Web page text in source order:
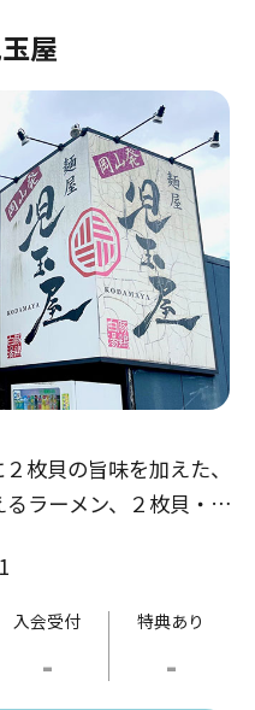
屋
枚貝の旨味を加えた、
ラーメン、２枚貝・帆
味噌で既製品は使用し
ん。
の「宗田節」を使用、
絡む！！
入会受付
-
特典あり
-